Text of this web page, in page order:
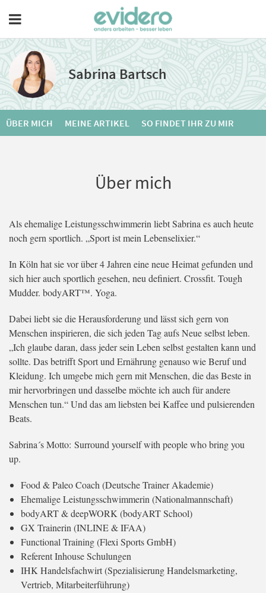
Sabrina Bartsch
ÜBER MICH MEINE ARTIKEL SO FINDET IHR ZU MIR
Über mich
Als ehemalige Leistungsschwimmerin liebt Sabrina es auch heute
noch gern sportlich. „Sport ist mein Lebenselixier.“
In Köln hat sie vor über 4 Jahren eine neue Heimat gefunden und
sich hier auch sportlich gesehen, neu definiert. Crossfit. Tough
Mudder. bodyART™. Yoga.
Dabei liebt sie die Herausforderung und lässt sich gern von
Menschen inspirieren, die sich jeden Tag aufs Neue selbst leben.
„Ich glaube daran, dass jeder sein Leben selbst gestalten kann und
sollte. Das betrifft Sport und Ernährung genauso wie Beruf und
Kleidung. Ich umgebe mich gern mit Menschen, die das Beste in
mir hervorbringen und dasselbe möchte ich auch für andere
Menschen tun.“ Und das am liebsten bei Kaffee und pulsierenden
Beats.
Sabrina´s Motto: Surround yourself with people who bring you
up.
Food & Paleo Coach (Deutsche Trainer Akademie)
Ehemalige Leistungsschwimmerin (Nationalmannschaft)
bodyART & deepWORK (bodyART School)
GX Trainerin (INLINE & IFAA)
Functional Training (Flexi Sports GmbH)
Referent Inhouse Schulungen
IHK Handelsfachwirt (Spezialisierung Handelsmarketing,
Vertrieb, Mitarbeiterführung)